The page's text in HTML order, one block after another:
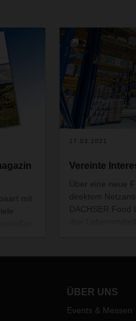
mit
2
17.03.2021
Vereinte
Über eine neue
direktem
DACHSER Food
ÜBER UNS
Events & Messen